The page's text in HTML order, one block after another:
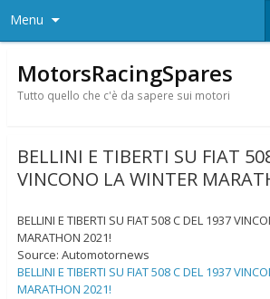
Menu
MotorsRacingSpares
Tutto quello che c'è da sapere sui motori
BELLINI E TIBERTI SU FIAT
VINCONO LA WINTER
BELLINI E TIBERTI SU FIAT 508 C DEL 1937
MARATHON 2021!
Source: Automotornews
BELLINI E TIBERTI SU FIAT 508 C DEL 1937
MARATHON 2021!